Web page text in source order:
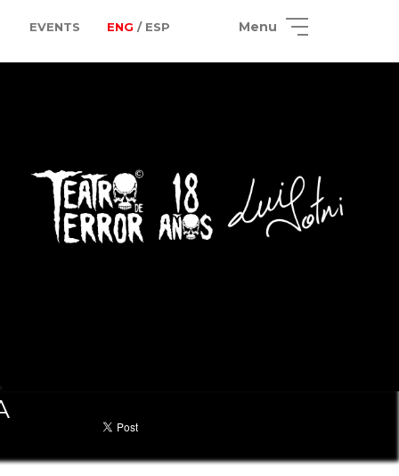
EVENTS ENG / ESP Menu